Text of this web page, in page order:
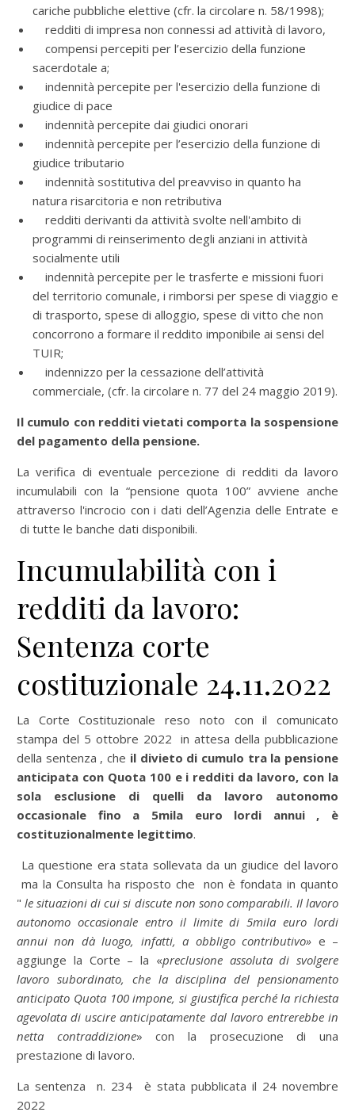
cariche pubbliche elettive (cfr. la circolare n. 58/1998);
redditi di impresa non connessi ad attività di lavoro,
compensi percepiti per l’esercizio della funzione
sacerdotale a;
indennità percepite per l'esercizio della funzione di
giudice di pace
indennità percepite dai giudici onorari
indennità percepite per l’esercizio della funzione di
giudice tributario
indennità sostitutiva del preavviso in quanto ha
natura risarcitoria e non retributiva
redditi derivanti da attività svolte nell'ambito di
programmi di reinserimento degli anziani in attività
socialmente utili
indennità percepite per le trasferte e missioni fuori
del territorio comunale, i rimborsi per spese di viaggio e
di trasporto, spese di alloggio, spese di vitto che non
concorrono a formare il reddito imponibile ai sensi del
TUIR;
indennizzo per la cessazione dell’attività
commerciale, (cfr. la circolare n. 77 del 24 maggio 2019).
Il cumulo con redditi vietati comporta la sospensione
del pagamento della pensione.
La verifica di eventuale percezione di redditi da lavoro
incumulabili con la “pensione quota 100” avviene anche
attraverso l'incrocio con i dati dell’Agenzia delle Entrate e
di tutte le banche dati disponibili.
Incumulabilità con i
redditi da lavoro:
Sentenza corte
costituzionale 24.11.2022
La Corte Costituzionale reso noto con il comunicato
stampa del 5 ottobre 2022 in attesa della pubblicazione
della sentenza , che il divieto di cumulo tra la pensione
anticipata con Quota 100 e i redditi da lavoro, con la
sola esclusione di quelli da lavoro autonomo
occasionale fino a 5mila euro lordi annui , è
costituzionalmente legittimo.
La questione era stata sollevata da un giudice del lavoro
ma la Consulta ha risposto che non è fondata in quanto
" le situazioni di cui si discute non sono comparabili. Il lavoro
autonomo occasionale entro il limite di 5mila euro lordi
annui non dà luogo, infatti, a obbligo contributivo» e –
aggiunge la Corte – la «preclusione assoluta di svolgere
lavoro subordinato, che la disciplina del pensionamento
anticipato Quota 100 impone, si giustifica perché la richiesta
agevolata di uscire anticipatamente dal lavoro entrerebbe in
netta contraddizione» con la prosecuzione di una
prestazione di lavoro.
La sentenza n. 234 è stata pubblicata il 24 novembre
2022